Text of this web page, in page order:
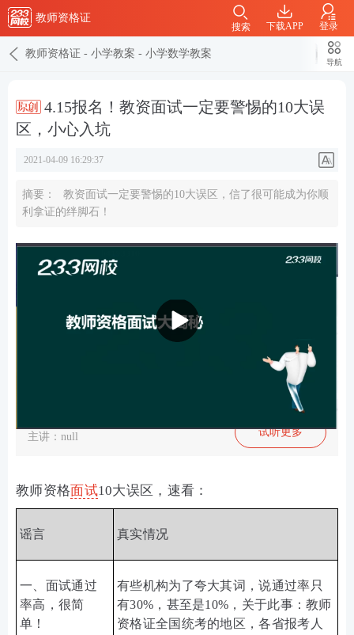
教师资格证
下载APP 登录
搜索
教师资格证 - 小学教案 - 小学数学教案
导航
4.15报名！教资面试一定要警惕的10大误
区，小心入坑
2021-04-09 16:29:37
摘要：
教资面试一定要警惕的10大误区，信了很可能成为你顺
利拿证的绊脚石！
主讲：null 试听更多
教师资格面试10大误区，速看：
谣言 真实情况
一、面试通过
率高，很简
单！
有些机构为了夸大其词，说通过率只
有30% ，甚至是10% ，关于此事：教师
资格证全国统考的地区，各省报考人